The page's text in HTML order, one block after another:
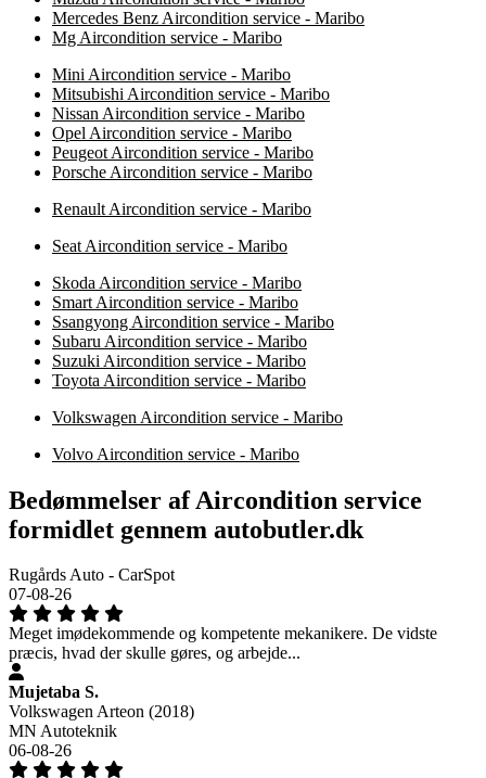
Mercedes Benz Aircondition service - Maribo
Mg Aircondition service - Maribo
Mini Aircondition service - Maribo
Mitsubishi Aircondition service - Maribo
Nissan Aircondition service - Maribo
Opel Aircondition service - Maribo
Peugeot Aircondition service - Maribo
Porsche Aircondition service - Maribo
Renault Aircondition service - Maribo
Seat Aircondition service - Maribo
Skoda Aircondition service - Maribo
Smart Aircondition service - Maribo
Ssangyong Aircondition service - Maribo
Subaru Aircondition service - Maribo
Suzuki Aircondition service - Maribo
Toyota Aircondition service - Maribo
Volkswagen Aircondition service - Maribo
Volvo Aircondition service - Maribo
Bedømmelser af Aircondition service
formidlet gennem autobutler.dk
Rugårds Auto - CarSpot
07-08-26
Meget imødekommende og kompetente mekanikere. De vidste
præcis, hvad der skulle gøres, og arbejde...
Mujetaba S.
Volkswagen Arteon (2018)
MN Autoteknik
06-08-26